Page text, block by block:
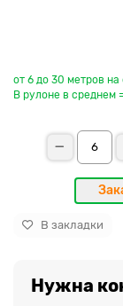
от 6 до 30 метров
В рулоне в среднем
В закладки
Нужна